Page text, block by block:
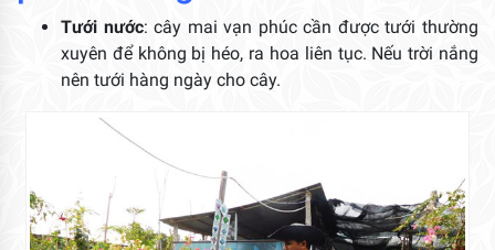
Tưới nước: cây mai vạn phúc cần được tưới thường
xuyên để không bị héo, ra hoa liên tục. Nếu trời nắng
nên tưới hàng ngày cho cây.